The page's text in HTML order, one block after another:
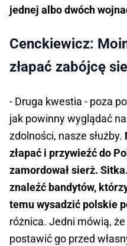
jednej albo dwóch
Cenckiewicz:
złapać zabójcę
- Druga kwestia - poza
jak powinny wyglądać
zdolności, nasze służby.
złapać i przywieźć do
zamordował sierż.
znaleźć bandytów,
temu wysadzić polskie
różnica. Jedni mówią,
postawić go przed